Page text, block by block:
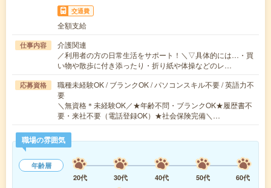
交通費
全額支給
仕事内容
介護関連
／利用者の方の日常生活をサポート！＼▽具体的には…・買
い物や散歩に付き添ったり・折り紙や体操などのレ…
応募資格
職種未経験OK / ブランクOK / パソコンスキル不要 / 英語力不
要
＼無資格＊未経験OK／★年齢不問・ブランクOK★履歴書不
要・来社不要（電話登録OK）★社会保険完備＼…
職場の雰囲気
年齢層
20代
30代 40代 50代 60代